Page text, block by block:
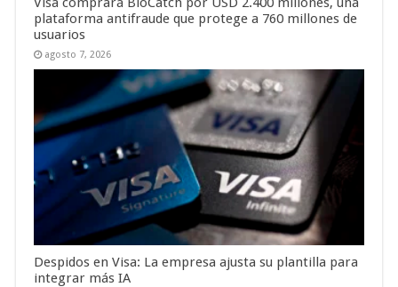
plataforma antifraude que protege a 760 millones de
usuarios
agosto 7, 2026
Despidos en Visa: La empresa ajusta su plantilla para
integrar más IA